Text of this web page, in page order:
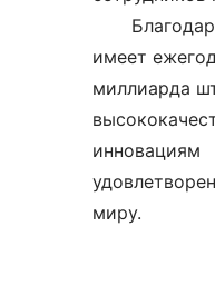
имеет
миллиарда
инновациям
миру.